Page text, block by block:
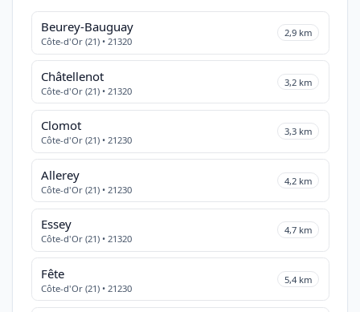
Beurey-Bauguay
Côte-d'Or (21) • 21320
2,9 km
Châtellenot
Côte-d'Or (21) • 21320
3,2 km
Clomot
Côte-d'Or (21) • 21230
3,3 km
Allerey
Côte-d'Or (21) • 21230
4,2 km
Essey
Côte-d'Or (21) • 21320
4,7 km
Fête
Côte-d'Or (21) • 21230
5,4 km